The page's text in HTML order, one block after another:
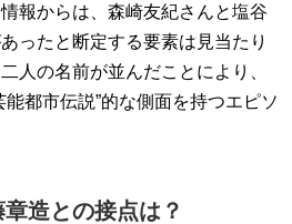
報からは、森崎友紀さんと塩谷
ったと断定する要素は見当たり
人の名前が並んだことにより、
都市伝説”的な側面を持つエピソ
造との接点は？